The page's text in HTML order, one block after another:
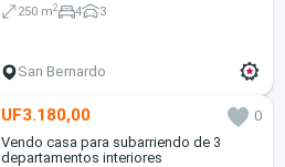
250 m2 4 3
San Bernardo
UF3.180,00
0
Vendo casa para subarriendo de 3
departamentos interiores